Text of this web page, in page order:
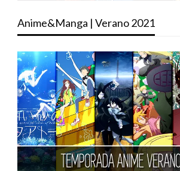
Anime&Manga | Verano 2021